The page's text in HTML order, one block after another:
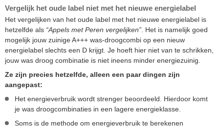
Vergelijk het oude label niet met het nieuwe energielabel
Het vergelijken van het oude label met het nieuwe energielabel is
hetzelfde als “Appels met Peren vergelijken” . Het is namelijk goed
mogelijk jouw zuinige A+++ was-droogcombi op een nieuw
energielabel slechts een D krijgt. Je hoeft hier niet van te schrikken,
jouw was droog combinatie is niet ineens minder energiezuinig.
Ze zijn precies hetzelfde, alleen een paar dingen zijn
aangepast:
Het energieverbruik wordt strenger beoordeeld. Hierdoor komt
je was droogcombinaties in een lagere energieklasse.
Soms is de methode om energieverbruik te berekenen